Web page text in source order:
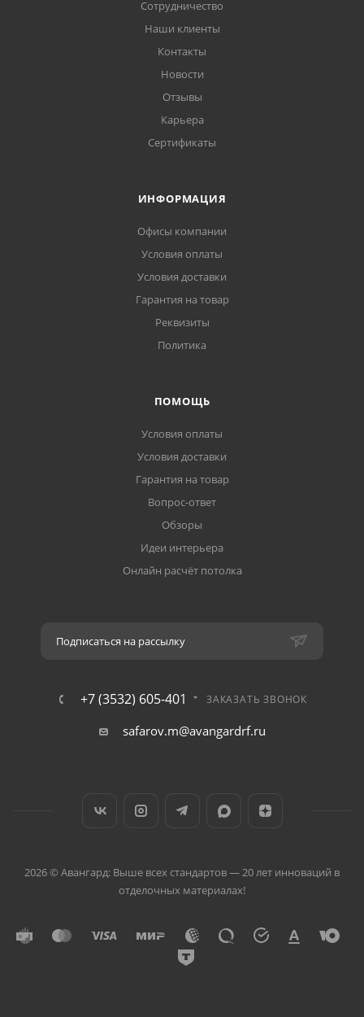
Сотрудничество
Наши клиенты
Контакты
Новости
Отзывы
Карьера
Сертификаты
ИНФОРМАЦИЯ
Офисы компании
Условия оплаты
Условия доставки
Гарантия на товар
Реквизиты
Политика
ПОМОЩЬ
Условия оплаты
Условия доставки
Гарантия на товар
Вопрос-ответ
Обзоры
Идеи интерьера
Онлайн расчёт потолка
Подписаться на рассылку
+7 (3532) 605-401 ЗАКАЗАТЬ ЗВОНОК
safarov.m@avangardrf.ru
2026 © Авангард: Выше всех стандартов — 20 лет инноваций в
отделочных материалах!